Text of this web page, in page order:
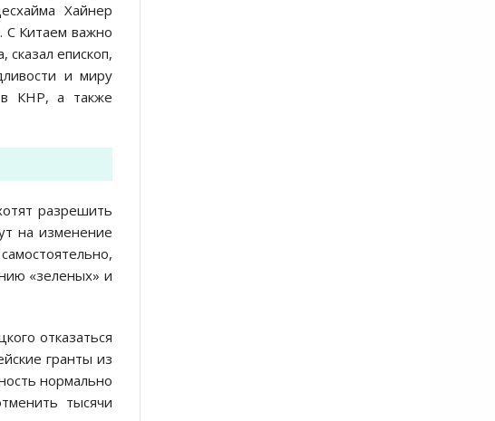
Хайнер
С Китаем важно
епископ,
и миру
в КНР, а также
разрешить
на изменение
«зеленых» и
отказаться
гранты из
нормально
тысячи